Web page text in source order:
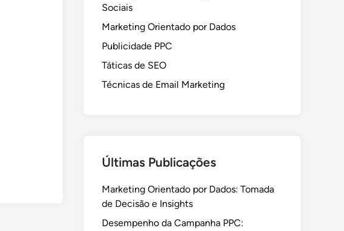
Sociais
Marketing Orientado por Dados
Publicidade PPC
Táticas de SEO
Técnicas de Email Marketing
Últimas Publicações
Marketing Orientado por Dados: Tomada
de Decisão e Insights
Desempenho da Campanha PPC: